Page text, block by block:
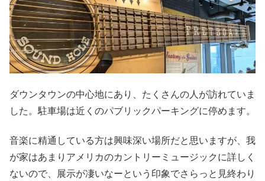
ダウンタウンの中心地にあり、たくさんの人が訪れていま
した。駐車場は近くのパブリックパーキングに停めます。
音楽に精通している方は興味深い場所だと思いますが、我
が家はあまりアメリカのカントリーミュージックに詳しく
ないので、展示が凄いなーという印象でさらっと見終わり